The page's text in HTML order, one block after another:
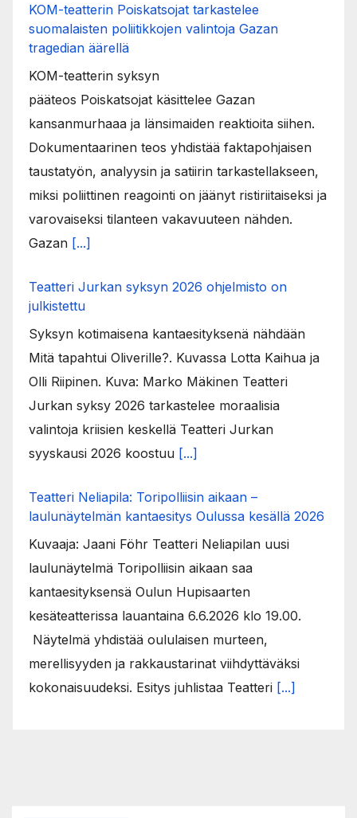
KOM-teatterin Poiskatsojat tarkastelee
suomalaisten poliitikkojen valintoja Gazan
tragedian äärellä
KOM-teatterin syksyn
pääteos Poiskatsojat käsittelee Gazan
kansanmurhaaa ja länsimaiden reaktioita siihen.
Dokumentaarinen teos yhdistää faktapohjaisen
taustatyön, analyysin ja satiirin tarkastellakseen,
miksi poliittinen reagointi on jäänyt ristiriitaiseksi ja
varovaiseksi tilanteen vakavuuteen nähden.
Gazan [...]
Teatteri Jurkan syksyn 2026 ohjelmisto on
julkistettu
Syksyn kotimaisena kantaesityksenä nähdään
Mitä tapahtui Oliverille?. Kuvassa Lotta Kaihua ja
Olli Riipinen. Kuva: Marko Mäkinen Teatteri
Jurkan syksy 2026 tarkastelee moraalisia
valintoja kriisien keskellä Teatteri Jurkan
syyskausi 2026 koostuu [...]
Teatteri Neliapila: Toripolliisin aikaan –
laulunäytelmän kantaesitys Oulussa kesällä 2026
Kuvaaja: Jaani Föhr Teatteri Neliapilan uusi
laulunäytelmä Toripolliisin aikaan saa
kantaesityksensä Oulun Hupisaarten
kesäteatterissa lauantaina 6.6.2026 klo 19.00.
Näytelmä yhdistää oululaisen murteen,
merellisyyden ja rakkaustarinat viihdyttäväksi
kokonaisuudeksi. Esitys juhlistaa Teatteri [...]